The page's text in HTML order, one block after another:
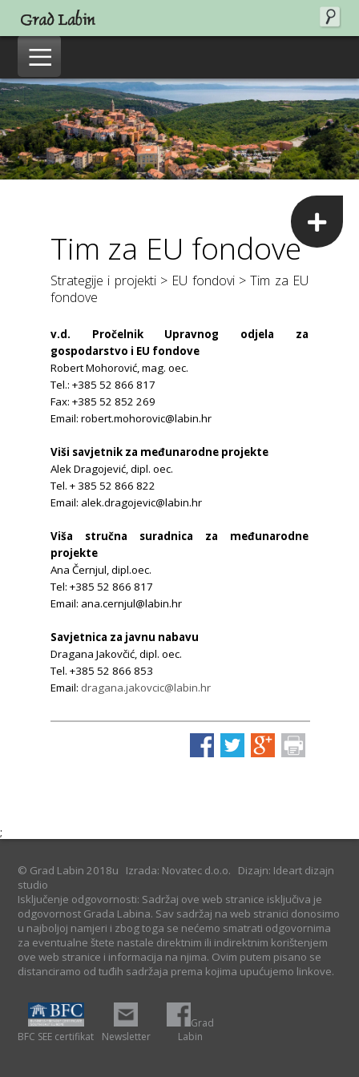
Tim za EU fondove
Strategije i projekti > EU fondovi > Tim za EU
fondove
v.d. Pročelnik Upravnog odjela za
gospodarstvo i EU fondove
Robert Mohorović, mag. oec.
Tel.: +385 52 866 817
Fax: +385 52 852 269
Email: robert.mohorovic@labin.hr
Viši savjetnik za međunarodne projekte
Alek Dragojević, dipl. oec.
Tel. + 385 52 866 822
Email: alek.dragojevic@labin.hr
Viša stručna suradnica za međunarodne
projekte
Ana Černjul, dipl.oec.
Tel: +385 52 866 817
Email: ana.cernjul@labin.hr
Savjetnica za javnu nabavu
Dragana Jakovčić, dipl. oec.
Tel. +385 52 866 853
Email: dragana.jakovcic@labin.hr
;
© Grad Labin 2018u Izrada: Novatec d.o.o.
Dizajn: Ideart dizajn
studio
Isključenje odgovornosti: Sadržaj ove web stranice isključiva je
odgovornost Grada Labina. Sav sadržaj na web stranici donosimo
u najboljoj namjeri i zbog toga se nećemo smatrati odgovornima
za eventualne štete nastale direktnim ili indirektnim korištenjem
ove web stranice i informacija na njima. Ovim putem pisano se
distanciramo od tuđih sadržaja prema kojima upućujemo linkove.
BFC SEE certifikat Newsletter
Grad
Labin